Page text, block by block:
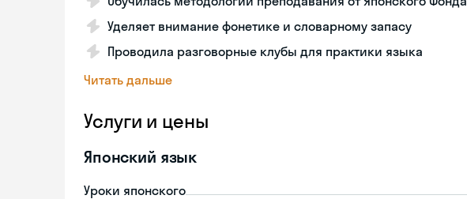
Уделяет внимание фонетике и словарному запасу
Проводила разговорные клубы для практики языка
Читать дальше
Услуги и цены
Японский язык
Уроки японского